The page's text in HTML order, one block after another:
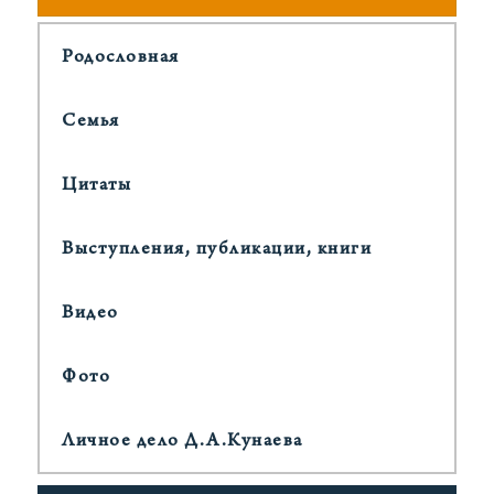
Родословная
Cемья
Цитаты
Выступления, публикации, книги
Видео
Фото
Личное дело Д.А.Кунаева